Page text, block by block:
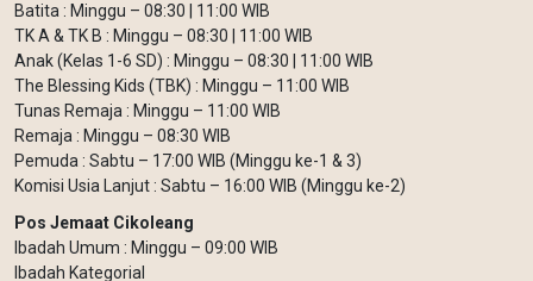
Batita : Minggu – 08:30 | 11:00 WIB
TK A & TK B : Minggu – 08:30 | 11:00 WIB
Anak (Kelas 1-6 SD) : Minggu – 08:30 | 11:00 WIB
The Blessing Kids (TBK) : Minggu – 11:00 WIB
Tunas Remaja : Minggu – 11:00 WIB
Remaja : Minggu – 08:30 WIB
Pemuda : Sabtu – 17:00 WIB (Minggu ke-1 & 3)
Komisi Usia Lanjut : Sabtu – 16:00 WIB (Minggu ke-2)
Pos Jemaat Cikoleang
Ibadah Umum : Minggu – 09:00 WIB
Ibadah Kategorial